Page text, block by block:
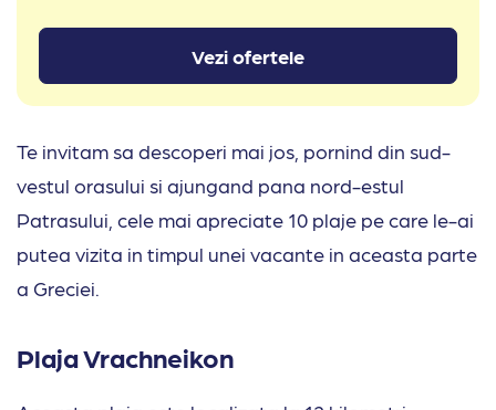
Vezi ofertele
Te invitam sa descoperi mai jos, pornind din sud-
vestul orasului si ajungand pana nord-estul
Patrasului, cele mai apreciate 10 plaje pe care le-ai
putea vizita in timpul unei vacante in aceasta parte
a Greciei.
Plaja Vrachneikon